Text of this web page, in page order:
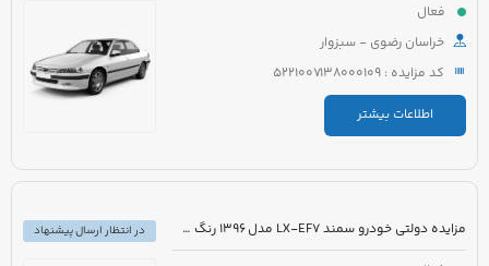
فعال
خراسان رضوی - سبزوار
کد مزایده : 5221007138000109
اطلاعات بیشتر
مزایده دولتی خودرو سمند LX-EF7 مدل 1396 رنگ سفید
در انتظار ارسال پیشنهاد